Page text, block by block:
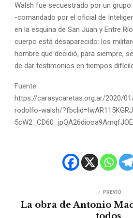
Walsh fue secuestrado por un grupo
-comandado por el oficial de
en la esquina de San Juan y Entre
cuerpo está desaparecido: los
hombre que decidió, para siempre,
de dar testimonios en tiempos
Fuente:
https://carasycaretas.org.ar/2020/
rodolfo-walsh/
PREVIO
La obra de Antonio
todos